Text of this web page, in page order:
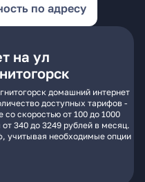
по адресу
на ул
домашний интернет
доступных тарифов -
скоростью от 100 до 1000
340 до 3249 рублей в месяц.
учитывая необходимые опции